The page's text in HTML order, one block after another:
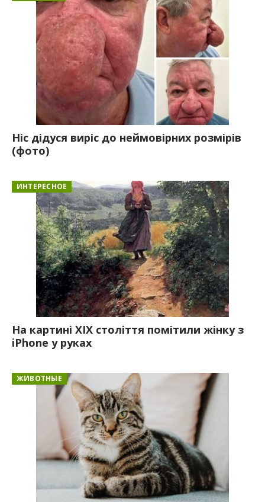
Ніс дідуся виріс до неймовірних розмірів
(фото)
ИНТЕРЕСНОЕ
На картині XIX століття помітили жінку з
iPhone у руках
ЖИВОТНЫЕ